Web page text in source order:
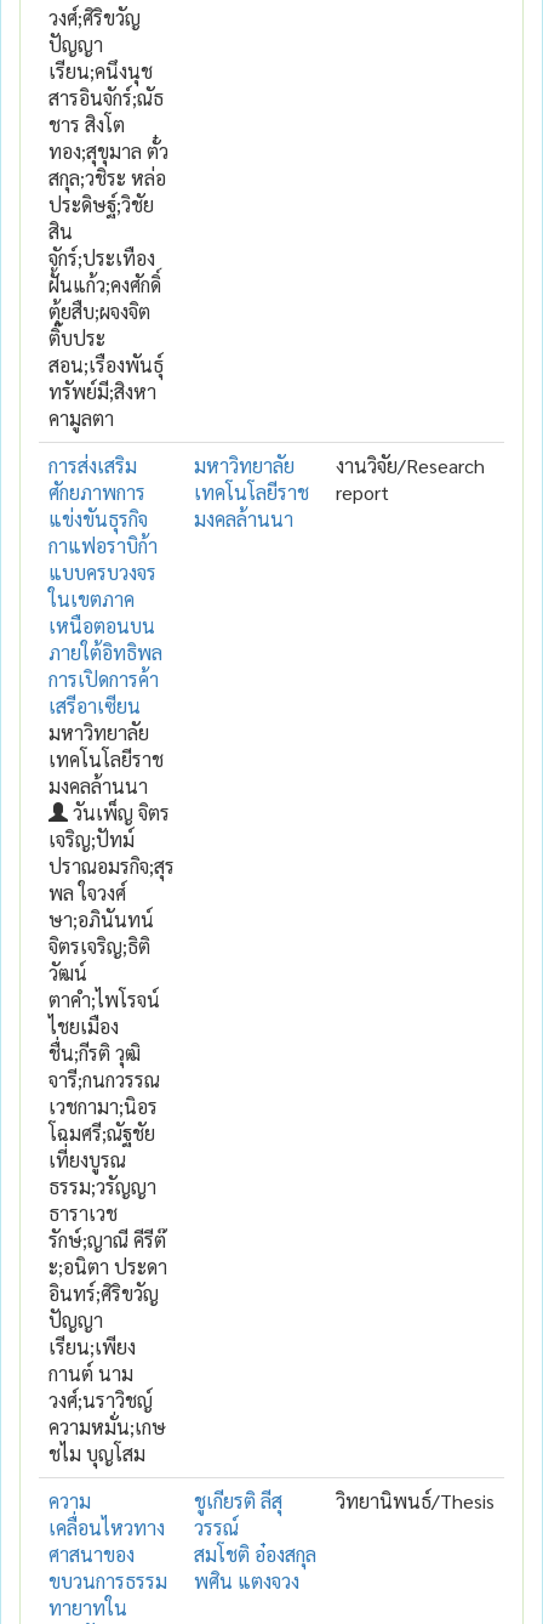
วงศ์;ศิริขวัญ
ปัญญา
เรียน;คนึงนุช
สารอินจักร์;ณัธ
ชาร สิงโต
ทอง;สุขุมาล ตั๋ว
สกุล;วชิระ หล่อ
ประดิษฐ์;วิชัย
สิน
จักร์;ประเทือง
ฝั้นแก้ว;คงศักดิ์
ตุ้ยสืบ;ผจงจิต
ติ๊บประ
สอน;เรืองพันธุ์
ทรัพย์มี;สิงหา
คามูลตา
การส่งเสริม
ศักยภาพการ
แข่งขันธุรกิจ
กาแฟอราบิก้า
แบบครบวงจร
ในเขตภาค
เหนือตอนบน
ภายใต้อิทธิพล
การเปิดการค้า
เสรีอาเซียน
มหาวิทยาลัย
เทคโนโลยีราช
มงคลล้านนา
วันเพ็ญ จิตร
เจริญ;ปัทม์
ปราณอมรกิจ;สุร
พล ใจวงศ์
ษา;อภินันทน์
จิตรเจริญ;ธิติ
วัฒน์
ตาคำ;ไพโรจน์
ไชยเมือง
ชื่น;กีรติ วุฒิ
จารี;กนกวรรณ
เวชกามา;นิอร
โฉมศรี;ณัฐชัย
เที่ยงบูรณ
ธรรม;วรัญญา
ธาราเวช
รักษ์;ญาณี คีรีต๊
ะ;อนิตา ประดา
อินทร์;ศิริขวัญ
ปัญญา
เรียน;เพียง
กานต์ นาม
วงศ์;นราวิชญ์
ความหมั่น;เกษ
ชไม บุญโสม
มหาวิทยาลัย
เทคโนโลยีราช
มงคลล้านนา
งานวิจัย/Research
report
ความ
เคลื่อนไหวทาง
ศาสนาของ
ขบวนการธรรม
ทายาทใน
ชูเกียรติ ลีสุ
วรรณ์
สมโชติ อ๋องสกุล
พศิน แตงจวง
วิทยานิพนธ์/Thesis